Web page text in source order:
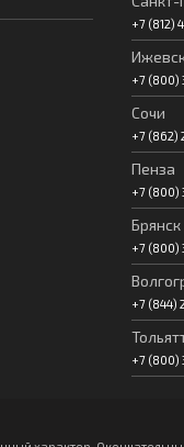
+7 (812)
+7 (800)
Сочи
+7 (862)
Пенза
+7 (800)
Брянск
+7 (800)
+7 (844)
+7 (800)